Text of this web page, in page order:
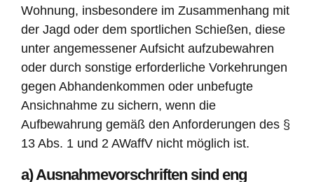
Wohnung, insbesondere im Zusammenhang mit
der Jagd oder dem sportlichen Schießen, diese
unter angemessener Aufsicht aufzubewahren
oder durch sonstige erforderliche Vorkehrungen
gegen Abhandenkommen oder unbefugte
Ansichnahme zu sichern, wenn die
Aufbewahrung gemäß den Anforderungen des §
13 Abs. 1 und 2 AWaffV nicht möglich ist.
a) Ausnahmevorschriften sind eng